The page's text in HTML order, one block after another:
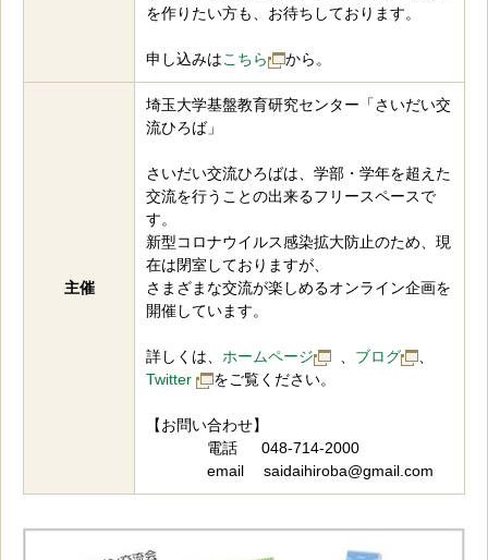
を作りたい方も、お待ちしております。
申し込みはこちら から。
主催
埼玉大学基盤教育研究センター「さいだい交
流ひろば」
さいだい交流ひろばは、学部・学年を超えた
交流を行うことの出来るフリースペースで
す。
新型コロナウイルス感染拡大防止のため、現
在は閉室しておりますが、
さまざまな交流が楽しめるオンライン企画を
開催しています。
詳しくは、 ホームページ ブログ
Twitter
をご覧ください。
【お問い合わせ】
電話 048-714-2000
email saidaihiroba@gmail.com